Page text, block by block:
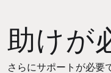
助けが
さらにサポートが必要